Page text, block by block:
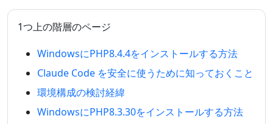
1つ上の階層のページ
WindowsにPHP8.4.4をインストールする方法
Claude Code を安全に使うために知っておくこと
環境構成の検討経緯
WindowsにPHP8.3.30をインストールする方法